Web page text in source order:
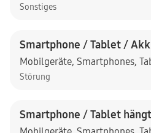
Sonstiges
Smartphone / Tablet /
Mobilgeräte, Smartphones,
Störung
Smartphone / Tablet